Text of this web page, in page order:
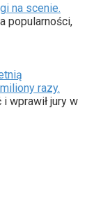
na scenie.
popularności,
razy.
wprawił jury w